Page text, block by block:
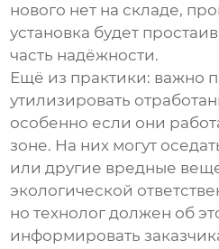
нового нет на складе,
установка будет
часть надёжности.
Ещё из практики: важно
утилизировать
особенно если они
зоне. На них могут
или другие вредные
экологической
но технолог должен об
информировать